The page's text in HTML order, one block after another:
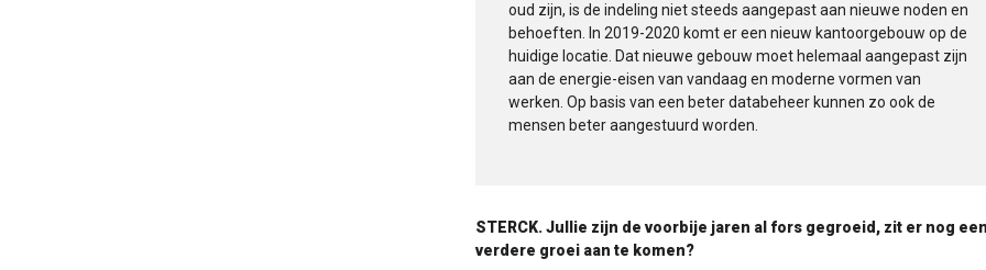
oud zijn, is de indeling niet steeds aangepast aan nieuwe noden en
behoeften. In 2019-2020 komt er een nieuw kantoorgebouw op de
huidige locatie. Dat nieuwe gebouw moet helemaal aangepast zijn
aan de energie-eisen van vandaag en moderne vormen van
werken. Op basis van een beter databeheer kunnen zo ook de
mensen beter aangestuurd worden.
STERCK. Jullie zijn de voorbije jaren al fors gegroeid, zit er nog
verdere groei aan te komen?